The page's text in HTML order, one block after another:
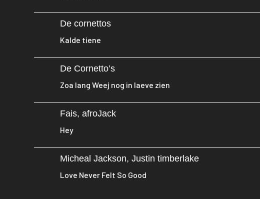
De cornettos
Kalde tiene
De Cornetto’s
Zoa lang Weej nog in laeve zien
Fais, afroJack
Hey
Micheal Jackson, Justin timberlake
Love Never Felt So Good